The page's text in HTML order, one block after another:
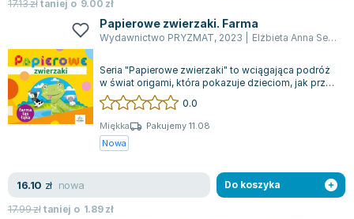
Książki o naukach politycznych dla studentów
Książki do nauk przyrodniczych dla studentów
Książki do nauk społecznych dla studentów
Książki do nauk ścisłych dla studentów
Prawo - książki dla studentów
Technologia żywności - książki
Zarządzanie i marketing - książki
Podręczniki dla nauczycieli - metodyka
Repetytoria, testy i materiały pomocnicze
Bolesław Prus
Clive Cussler
Wanda Chotomska
Józef Ignacy Kraszewski
Clive Staples Lewis
Martyna Wojciechowska
Melissa De la Cruz
Jaś Kapela
Agatha Christie
17.13złtaniej o 9.00 zł
Papierowe zwierzaki. Farma
Wydawnictwo PRYZMAT, 2023 Elżbieta Anna Sekuła
Seria "Papierowe zwierzaki" to wciągająca podróż
w świat origami, która pokazuje dzieciom, jak przy
użyciu papieru można stworzyć...
0.0
Miękka
Pakujemy 11.08
Nowa
16.10 zł nowa
17.99złtaniej o 1.89zł
Do koszyka